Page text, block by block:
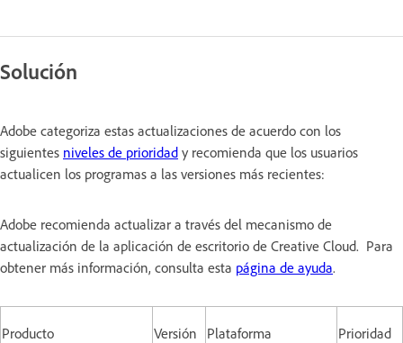
Solución
Adobe categoriza estas actualizaciones de acuerdo con los
siguientes niveles de prioridad y recomienda que los usuarios
actualicen los programas a las versiones más recientes:
Adobe recomienda actualizar a través del mecanismo de
actualización de la aplicación de escritorio de Creative Cloud. Para
obtener más información, consulta esta página de ayuda.
Producto Versión Plataforma Prioridad